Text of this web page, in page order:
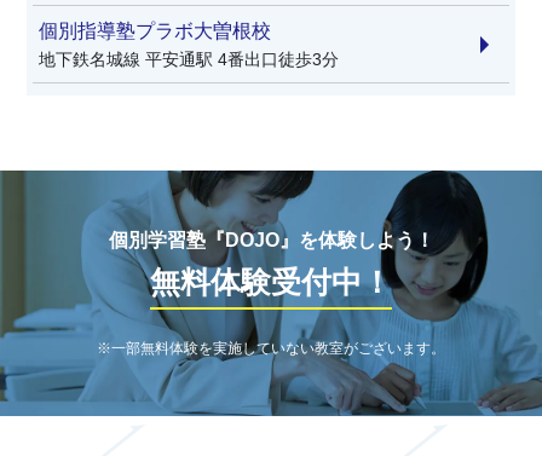
個別指導塾プラボ大曽根校
地下鉄名城線 平安通駅 4番出口徒歩3分
個別学習塾『DOJO』を体験しよう！
無料体験受付中！
※一部無料体験を実施していない教室がございます。